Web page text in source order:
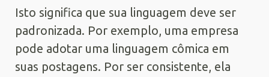
Isto significa que sua linguagem deve ser
padronizada. Por exemplo, uma empresa
pode adotar uma linguagem cômica em
suas postagens. Por ser consistente, ela